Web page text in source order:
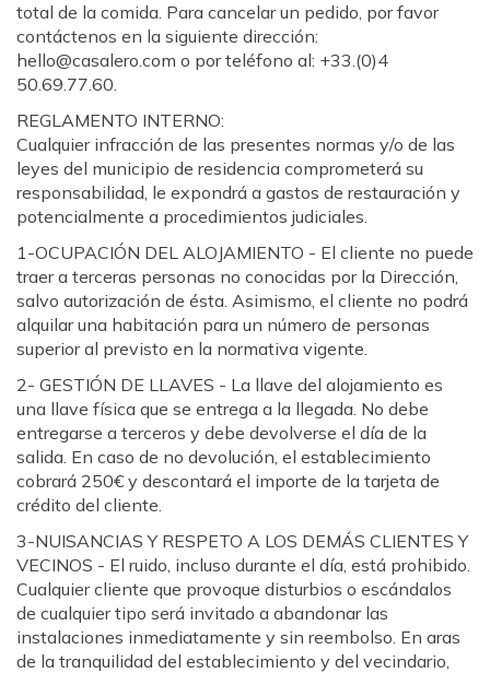
total de la comida. Para cancelar un pedido, por favor
contáctenos en la siguiente dirección:
hello@casalero.com o por teléfono al: +33.(0)4
50.69.77.60.
REGLAMENTO INTERNO:
Cualquier infracción de las presentes normas y/o de las
leyes del municipio de residencia comprometerá su
responsabilidad, le expondrá a gastos de restauración y
potencialmente a procedimientos judiciales.
1-OCUPACIÓN DEL ALOJAMIENTO - El cliente no puede
traer a terceras personas no conocidas por la Dirección,
salvo autorización de ésta. Asimismo, el cliente no podrá
alquilar una habitación para un número de personas
superior al previsto en la normativa vigente.
2- GESTIÓN DE LLAVES - La llave del alojamiento es
una llave física que se entrega a la llegada. No debe
entregarse a terceros y debe devolverse el día de la
salida. En caso de no devolución, el establecimiento
cobrará 250€ y descontará el importe de la tarjeta de
crédito del cliente.
3-NUISANCIAS Y RESPETO A LOS DEMÁS CLIENTES Y
VECINOS - El ruido, incluso durante el día, está prohibido.
Cualquier cliente que provoque disturbios o escándalos
de cualquier tipo será invitado a abandonar las
instalaciones inmediatamente y sin reembolso. En aras
de la tranquilidad del establecimiento y del vecindario,